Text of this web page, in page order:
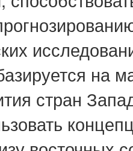
на
стран